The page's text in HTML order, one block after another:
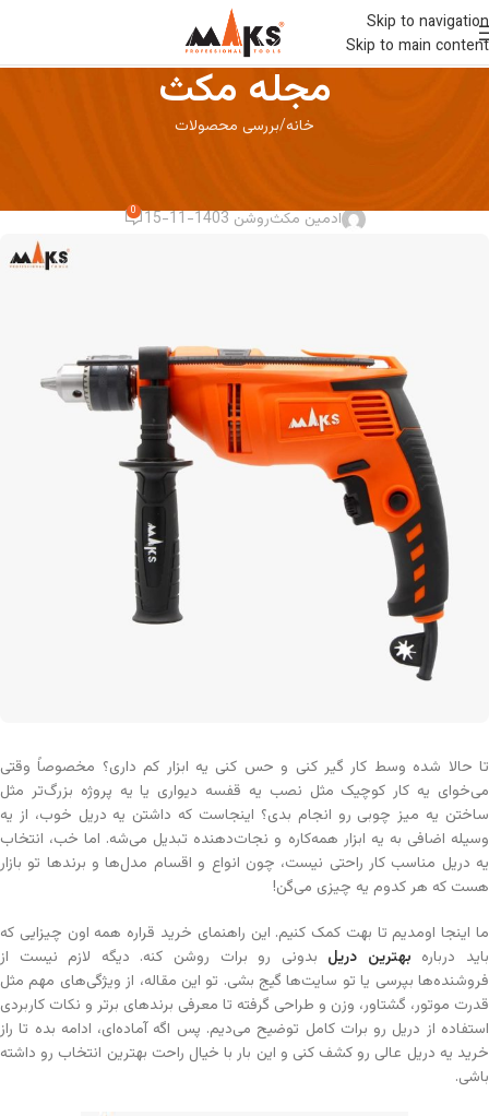
Skip to navigation
Skip to main content
مجله مکث
خانه بررسی محصولات
ادمین مکثروشن 1403-11-15 0
تا حالا شده وسط کار گیر کنی و حس کنی یه ابزار کم داری؟ مخصوصاً وقتی
می‌خوای یه کار کوچیک مثل نصب یه قفسه دیواری یا یه پروژه بزرگ‌تر مثل
ساختن یه میز چوبی رو انجام بدی؟ اینجاست که داشتن یه دریل خوب، از یه
وسیله اضافی به یه ابزار همه‌کاره و نجات‌دهنده تبدیل می‌شه. اما خب، انتخاب
یه دریل مناسب کار راحتی نیست، چون انواع و اقسام مدل‌ها و برندها تو بازار
هست که هر کدوم یه چیزی می‌گن!
ما اینجا اومدیم تا بهت کمک کنیم. این راهنمای خرید قراره همه اون چیزایی که
باید درباره بهترین دریل بدونی رو برات روشن کنه. دیگه لازم نیست از
فروشنده‌ها بپرسی یا تو سایت‌ها گیج بشی. تو این مقاله، از ویژگی‌های مهم مثل
قدرت موتور، گشتاور، وزن و طراحی گرفته تا معرفی برندهای برتر و نکات کاربردی
استفاده از دریل رو برات کامل توضیح می‌دیم. پس اگه آماده‌ای، ادامه بده تا راز
خرید یه دریل عالی رو کشف کنی و این بار با خیال راحت بهترین انتخاب رو داشته
باشی.